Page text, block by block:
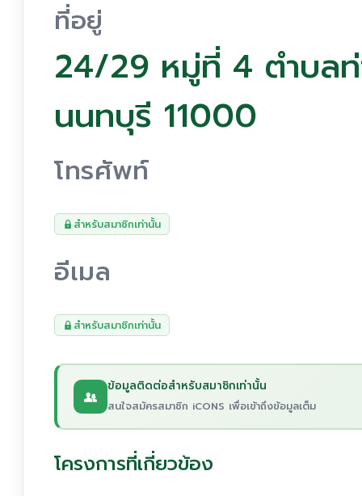
ที่อยู่
24/29 หมู่ที่ 4 ตำบลท่
นนทบุรี 11000
โทรศัพท์
สำหรับสมาชิกเท่านั้น
อีเมล
สำหรับสมาชิกเท่านั้น
ข้อมูลติดต่อสำหรับสมาชิกเท่านั้น
สนใจสมัครสมาชิก iCONS เพื่อเข้าถึงข้อมูลเต็ม
โครงการที่เกี่ยวข้อง